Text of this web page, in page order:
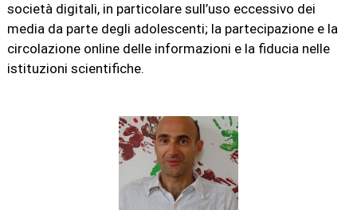
società digitali, in particolare sull’uso eccessivo dei
media da parte degli adolescenti; la partecipazione e la
circolazione online delle informazioni e la fiducia nelle
istituzioni scientifiche.